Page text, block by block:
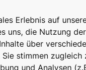
Erlebnis auf
uns, die Nutzung
über
stimmen
und Analysen